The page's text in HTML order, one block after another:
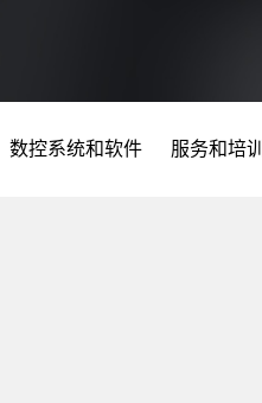
数控系统和软件 服务和培训